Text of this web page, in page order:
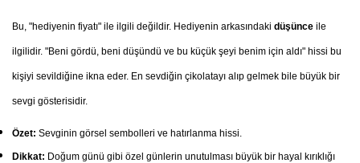
Bu, "hediyenin fiyatı" ile ilgili değildir. Hediyenin arkasındaki düşünce ile
ilgilidir. "Beni gördü, beni düşündü ve bu küçük şeyi benim için aldı" hissi bu
kişiyi sevildiğine ikna eder. En sevdiğin çikolatayı alıp gelmek bile büyük bir
sevgi gösterisidir.
Özet: Sevginin görsel sembolleri ve hatırlanma hissi.
Dikkat: Doğum günü gibi özel günlerin unutulması büyük bir hayal kırıklığı